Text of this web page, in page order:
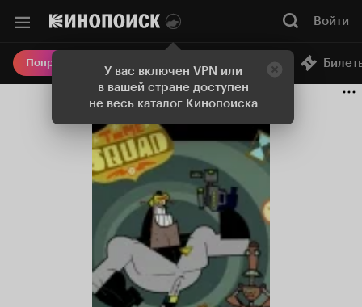
У вас включен VPN или
в вашей стране доступен
не весь каталог Кинопоиска
Войти
Попробовать Плюс Онлайн-кинотеатр